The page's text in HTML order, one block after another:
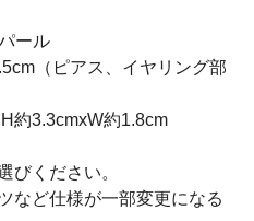
ール
（ピアス、イヤリング部
約1.8cm
びください。
など仕様が一部変更になる